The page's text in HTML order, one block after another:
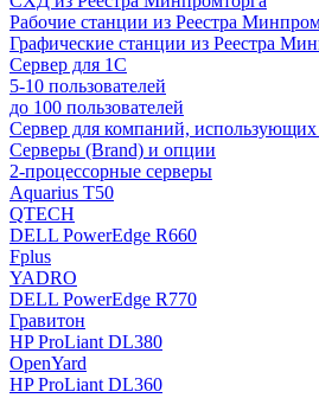
Рабочие станции из Реестра
Графические станции из Реестра
Сервер для 1С
5-10 пользователей
до 100 пользователей
Сервер для компаний,
Серверы (Brand) и опции
2-процессорные серверы
Aquarius T50
QTECH
DELL PowerEdge R660
Fplus
YADRO
DELL PowerEdge R770
Гравитон
HP ProLiant DL380
OpenYard
HP ProLiant DL360